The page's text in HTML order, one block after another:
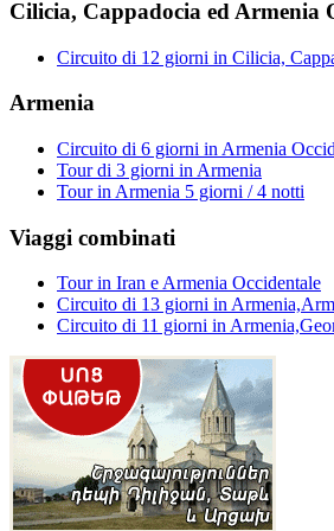
Cilicia, Cappadocia ed Armenia
Circuito di 12 giorni in Cilicia,
Armenia
Circuito di 6 giorni in Armenia
Tour di 3 giorni in Armenia
Tour in Armenia 5 giorni / 4 notti
Viaggi combinati
Tour in Iran e Armenia Occidentale
Circuito di 13 giorni in
Circuito di 11 giorni in